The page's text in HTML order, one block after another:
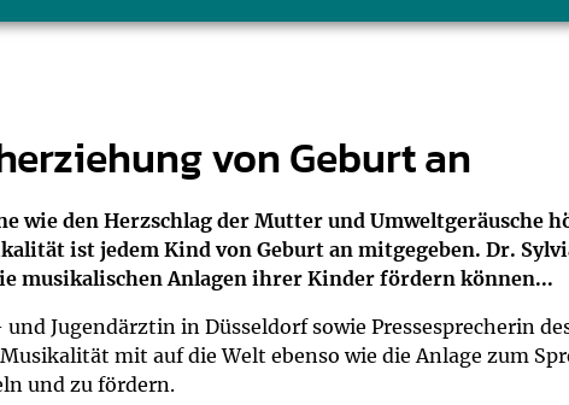
J1 bis J2
Fragen
TippsRechner
zum Bildschirmmediengebrauch
von Geburt an
wie den Herzschlag der Mutter und Umweltgeräusche
ist jedem Kind von Geburt an mitgegeben. Dr.
musikalischen Anlagen ihrer Kinder fördern können...
Jugendärztin in Düsseldorf sowie Pressesprecherin
mit auf die Welt ebenso wie die Anlage zum
und zu fördern.